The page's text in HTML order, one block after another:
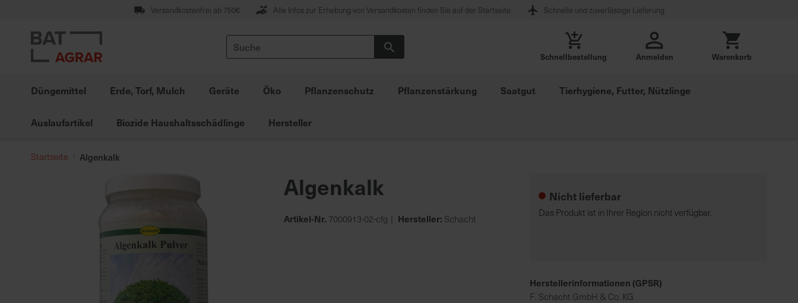
springen
Versandkostenfrei ab 750€ Alle Infos zur Erhebung von Versandkosten finden Sie auf der Startseite Schnelle und zuverlässige Lieferung
Suche
Schnellbestellung Anmelden Warenkorb
Düngemittel Erde, Torf, Mulch Geräte Öko Pflanzenschutz Pflanzenstärkung Saatgut Tierhygiene, Futter, Nützlinge
Auslaufartikel Biozide Haushaltsschädlinge Hersteller
Startseite Algenkalk
Algenkalk
Artikel-Nr. 7000913-02-cfg Hersteller: Schacht
Nicht lieferbar
Das Produkt ist in Ihrer Region nicht verfügbar.
Herstellerinformationen (GPSR)
F. Schacht GmbH & Co. KG